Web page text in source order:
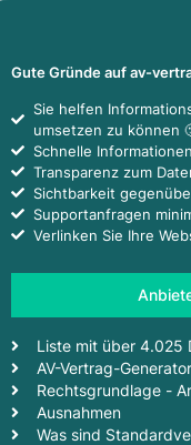
Gute Gründe auf av-
Sie helfen
umsetzen zu können
Schnelle
Transparenz zum
Sichtbarkeit
Supportanfragen
Verlinken Sie Ihre
Liste mit über 4.025
AV-Vertrag-Generator
Rechtsgrundlage -
Ausnahmen
Was sind